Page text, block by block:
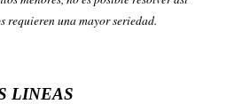
requieren una mayor seriedad.
LINEAS